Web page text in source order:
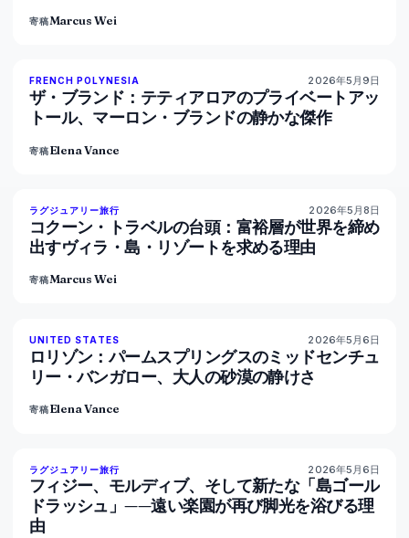
寄稿Marcus Wei
96% 51
FRENCH POLYNESIA 2026年5月9日
ザ・ブランド：テティアロアのプライベートアッ
トール、マーロン・ブランドの静かな傑作
寄稿Elena Vance
82% 81
ラグジュアリー旅行 2026年5月8日
コクーン・トラベルの台頭：富裕層が世界を締め
出すヴィラ・島・リゾートを求める理由
寄稿Marcus Wei
92% 68
UNITED STATES 2026年5月6日
ロリゾン：パームスプリングスのミッドセンチュ
リー・バンガロー、大人の砂漠の静けさ
寄稿Elena Vance
84% 76
ラグジュアリー旅行 2026年5月6日
フィジー、モルディブ、そして新たな「島ゴール
ドラッシュ」——遠い楽園が再び脚光を浴びる理
由